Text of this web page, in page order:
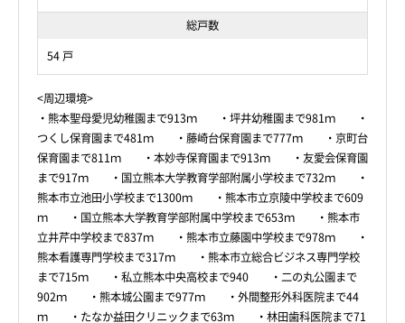
総戸数
54 戸
<周辺環境>
・熊本聖母愛児幼稚園まで913ｍ ・坪井幼稚園まで981ｍ ・
つくし保育園まで481ｍ ・藤崎台保育園まで777ｍ ・京町台
保育園まで811ｍ ・本妙寺保育園まで913ｍ ・友愛会保育園
まで917ｍ ・国立熊本大学教育学部附属小学校まで732ｍ ・
熊本市立池田小学校まで1300ｍ ・熊本市立京陵中学校まで609
ｍ ・国立熊本大学教育学部附属中学校まで653ｍ ・熊本市
立井芹中学校まで837ｍ ・熊本市立藤園中学校まで978ｍ ・
熊本看護専門学校まで317ｍ ・熊本市立総合ビジネス専門学校
まで715ｍ ・私立熊本中央高校まで940 ・二の丸公園まで
902ｍ ・熊本城公園まで977ｍ ・外間整形外科医院まで44
ｍ ・たなか益田クリニックまで63ｍ ・林田歯科医院まで71